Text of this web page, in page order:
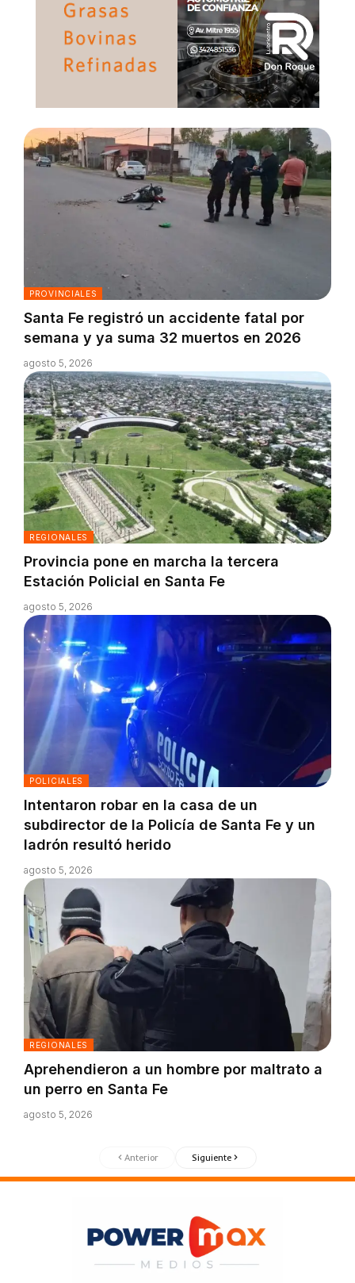
PROVINCIALES
Santa Fe registró un accidente fatal por
semana y ya suma 32 muertos en 2026
agosto 5, 2026
REGIONALES
Provincia pone en marcha la tercera
Estación Policial en Santa Fe
agosto 5, 2026
POLICIALES
Intentaron robar en la casa de un
subdirector de la Policía de Santa Fe y un
ladrón resultó herido
agosto 5, 2026
REGIONALES
Aprehendieron a un hombre por maltrato a
un perro en Santa Fe
agosto 5, 2026
Anterior Siguiente